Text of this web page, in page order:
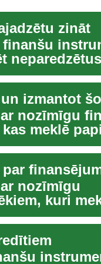
zināt
neparedzētus
nozīmīgu
meklē
nozīmīgu
kuri